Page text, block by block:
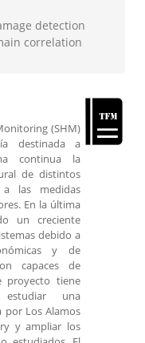
detection
correlation
(SHM)
destinada a
continua la
de distintos
las medidas
En la última
un creciente
debido a
y de
capaces de
proyecto tiene
una
Los Alamos
y ampliar los